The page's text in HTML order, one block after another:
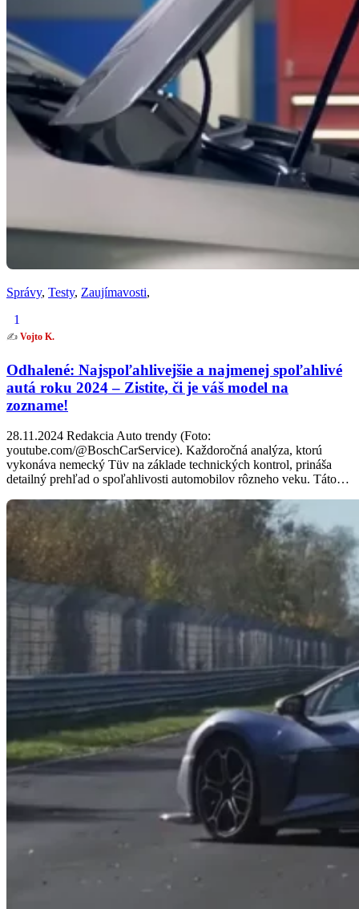
Správy, Testy, Zaujímavosti,
1
✍️ Vojto K.
Odhalené: Najspoľahlivejšie a najmenej spoľahlivé
autá roku 2024 – Zistite, či je váš model na
zozname!
28.11.2024 Redakcia Auto trendy (Foto:
youtube.com/@BoschCarService). Každoročná analýza, ktorú
vykonáva nemecký Tüv na základe technických kontrol, prináša
detailný prehľad o spoľahlivosti automobilov rôzneho veku. Táto…